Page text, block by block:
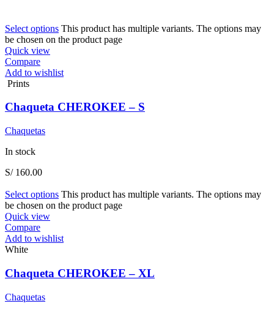
Select options This product has multiple variants. The options may
be chosen on the product page
Quick view
Compare
Add to wishlist
Prints
Chaqueta CHEROKEE – S
Chaquetas
In stock
S/160.00
Select options This product has multiple variants. The options may
be chosen on the product page
Quick view
Compare
Add to wishlist
White
Chaqueta CHEROKEE – XL
Chaquetas